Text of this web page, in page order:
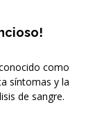
como
síntomas y la
de sangre.